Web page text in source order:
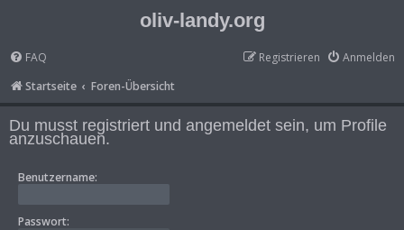
oliv-landy.org
FAQ Anmelden
Registrieren
Startseite
Foren-Übersicht
Du musst registriert und angemeldet sein, um Profile
anzuschauen.
Benutzername:
Passwort: